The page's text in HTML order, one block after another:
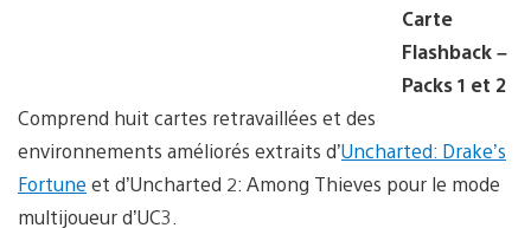
Carte
Flashback –
Packs 1 et 2
Comprend huit cartes retravaillées et des
environnements améliorés extraits d’Uncharted: Drake’s
Fortune et d’Uncharted 2: Among Thieves pour le mode
multijoueur d’UC3.